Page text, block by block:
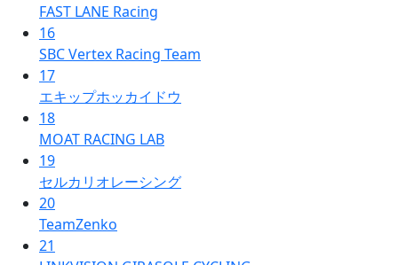
FAST LANE Racing
16
SBC Vertex Racing Team
17
エキップホッカイドウ
18
MOAT RACING LAB
19
セルカリオレーシング
20
TeamZenko
21